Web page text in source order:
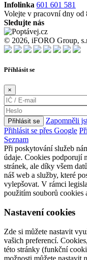
Infolinka 601 601 581
Volejte v pracovní dny od
Sledujte nás
© 2026, iFORO Group,
Příhlásit se
×
Přihlásit se
Zapomněli
Přihlásit se přes Google
Seznam
Při poskytování služeb
údaje. Cookies podporují
stránek, ale díky všem
náš web a služby, které
vylepšovat. V rámci
použitím souborů cookies
Nastavení cookies
Zde si můžete nastavit
vašich preferencí.
této stránky (funkční
možnosti můžete nastavit